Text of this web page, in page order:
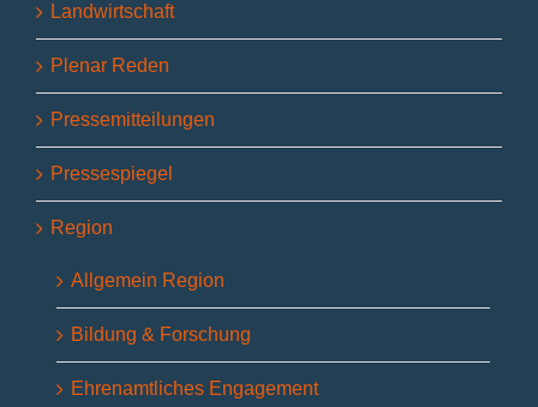
Landwirtschaft
Plenar Reden
Pressemitteilungen
Pressespiegel
Region
Allgemein Region
Bildung & Forschung
Ehrenamtliches Engagement